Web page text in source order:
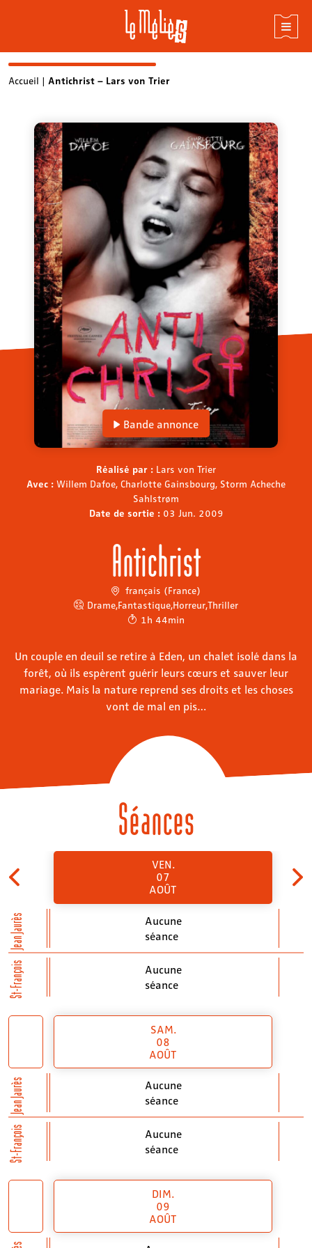
SkipAccueil | Antichrist – Lars von Trier
Bande annonce
Réalisé par : Lars von Trier
Avec : Willem Dafoe, Charlotte Gainsbourg, Storm Acheche
Sahlstrøm
Date de sortie : 03 Jun. 2009
Antichrist
français (France)
Drame,Fantastique,Horreur,Thriller
1h 44min
Un couple en deuil se retire à Eden, un chalet isolé dans la
forêt, où ils espèrent guérir leurs cœurs et sauver leur
mariage. Mais la nature reprend ses droits et les choses
vont de mal en pis…
Séances
Jean Jaurès
St-François
VEN.
07
AOÛT
Aucune
séance
Aucune
séance
Jean Jaurès
St-François
SAM.
08
AOÛT
Aucune
séance
Aucune
séance
DIM.
09
AOÛT